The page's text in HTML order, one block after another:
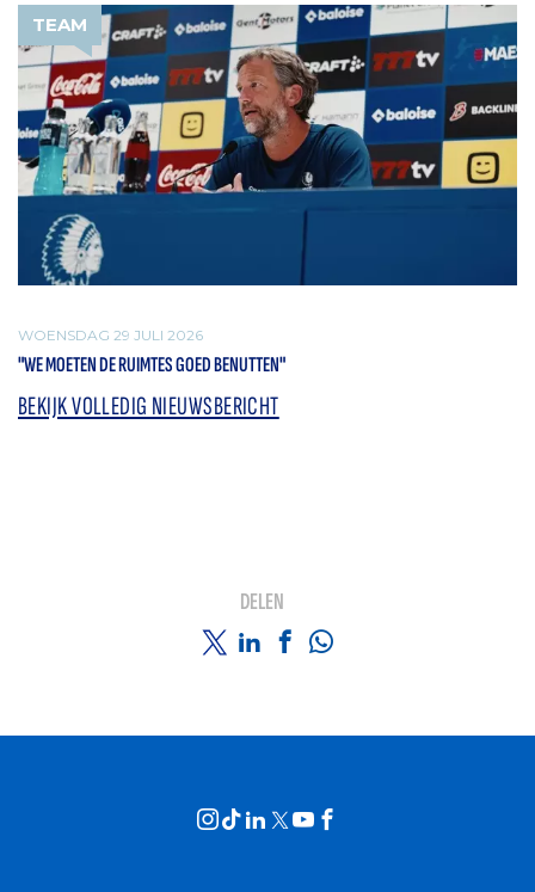
TEAM
WOENSDAG 29 JULI 2026
"WE MOETEN DE RUIMTES GOED BENUTTEN"
BEKIJK VOLLEDIG NIEUWSBERICHT
DELEN